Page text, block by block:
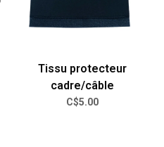
Tissu protecteur
cadre/câble
C$5.00